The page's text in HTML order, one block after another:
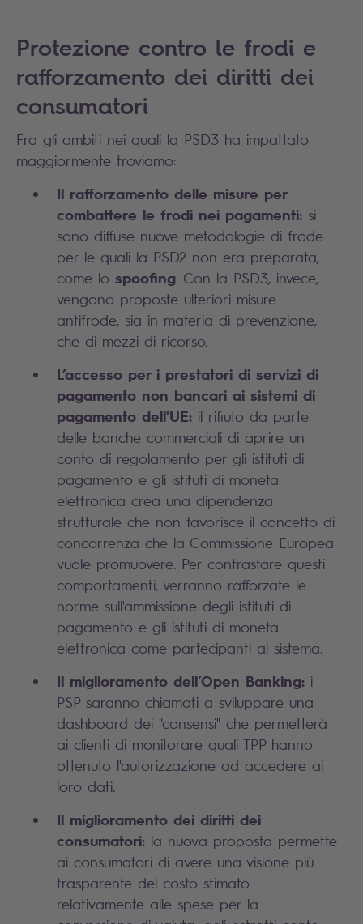
Protezione contro le frodi e
rafforzamento dei diritti dei
consumatori
Fra gli ambiti nei quali la PSD3 ha impattato
maggiormente troviamo:
Il rafforzamento delle misure per
combattere le frodi nei pagamenti: si
sono diffuse nuove metodologie di frode
per le quali la PSD2 non era preparata,
come lo spoofing. Con la PSD3, invece,
vengono proposte ulteriori misure
antifrode, sia in materia di prevenzione,
che di mezzi di ricorso.
L’accesso per i prestatori di servizi di
pagamento non bancari ai sistemi di
pagamento dell'UE: il rifiuto da parte
delle banche commerciali di aprire un
conto di regolamento per gli istituti di
pagamento e gli istituti di moneta
elettronica crea una dipendenza
strutturale che non favorisce il concetto di
concorrenza che la Commissione Europea
vuole promuovere. Per contrastare questi
comportamenti, verranno rafforzate le
norme sull'ammissione degli istituti di
pagamento e gli istituti di moneta
elettronica come partecipanti al sistema.
Il miglioramento dell’Open Banking: i
PSP saranno chiamati a sviluppare una
dashboard dei "consensi" che permetterà
ai clienti di monitorare quali TPP hanno
ottenuto l'autorizzazione ad accedere ai
loro dati.
Il miglioramento dei diritti dei
consumatori: la nuova proposta permette
ai consumatori di avere una visione più
trasparente del costo stimato
relativamente alle spese per la